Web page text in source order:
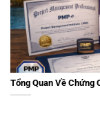
Tổng Quan Về Chứng